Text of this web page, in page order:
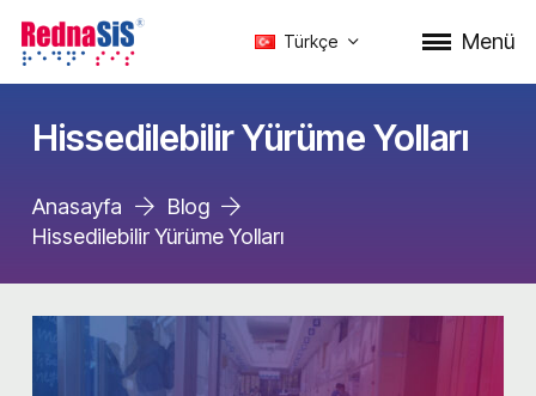
Türkçe Menü
Hissedilebilir Yürüme Yolları
Anasayfa
Blog
Hissedilebilir Yürüme Yolları